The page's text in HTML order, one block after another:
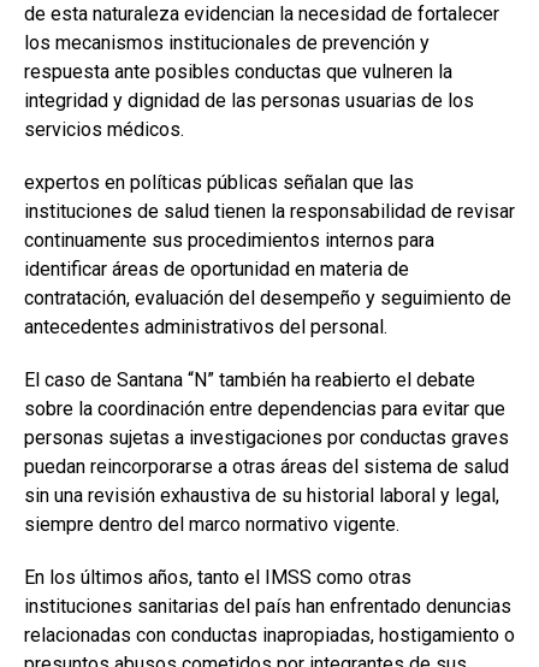
de esta naturaleza evidencian la necesidad de fortalecer
los mecanismos institucionales de prevención y
respuesta ante posibles conductas que vulneren la
integridad y dignidad de las personas usuarias de los
servicios médicos.
expertos en políticas públicas señalan que las
instituciones de salud tienen la responsabilidad de revisar
continuamente sus procedimientos internos para
identificar áreas de oportunidad en materia de
contratación, evaluación del desempeño y seguimiento de
antecedentes administrativos del personal.
El caso de Santana “N” también ha reabierto el debate
sobre la coordinación entre dependencias para evitar que
personas sujetas a investigaciones por conductas graves
puedan reincorporarse a otras áreas del sistema de salud
sin una revisión exhaustiva de su historial laboral y legal,
siempre dentro del marco normativo vigente.
En los últimos años, tanto el IMSS como otras
instituciones sanitarias del país han enfrentado denuncias
relacionadas con conductas inapropiadas, hostigamiento o